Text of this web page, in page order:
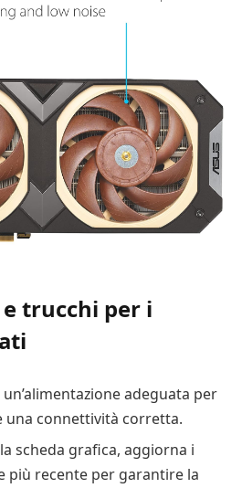
trucchi per i
adeguata per
una connettività corretta.
scheda grafica, aggiorna i
più recente per garantire la